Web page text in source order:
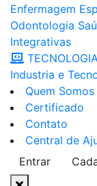
Enfermagem
Odontologia
Integrativas
TECNOLOGIA
Industria e
Quem Somos
Certificado
Contato
Central de
Entrar